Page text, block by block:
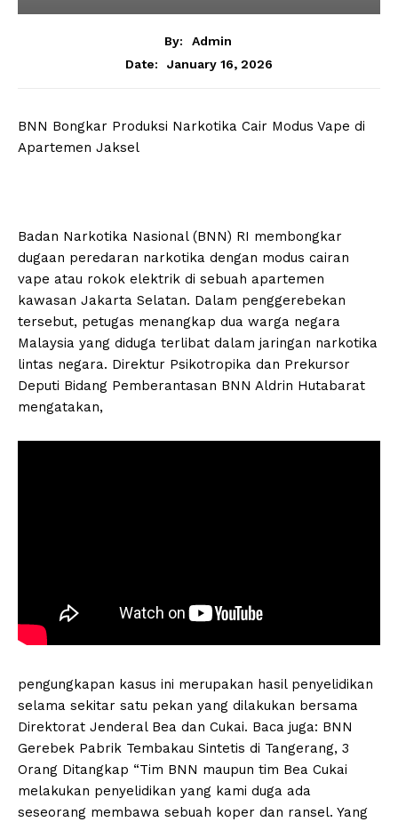
By:
Admin
Date:
January 16, 2026
BNN Bongkar Produksi Narkotika Cair Modus Vape di
Apartemen Jaksel
Badan Narkotika Nasional (BNN) RI membongkar
dugaan peredaran narkotika dengan modus cairan
vape atau rokok elektrik di sebuah apartemen
kawasan Jakarta Selatan. Dalam penggerebekan
tersebut, petugas menangkap dua warga negara
Malaysia yang diduga terlibat dalam jaringan narkotika
lintas negara. Direktur Psikotropika dan Prekursor
Deputi Bidang Pemberantasan BNN Aldrin Hutabarat
mengatakan,
pengungkapan kasus ini merupakan hasil penyelidikan
selama sekitar satu pekan yang dilakukan bersama
Direktorat Jenderal Bea dan Cukai. Baca juga: BNN
Gerebek Pabrik Tembakau Sintetis di Tangerang, 3
Orang Ditangkap “Tim BNN maupun tim Bea Cukai
melakukan penyelidikan yang kami duga ada
seseorang membawa sebuah koper dan ransel. Yang